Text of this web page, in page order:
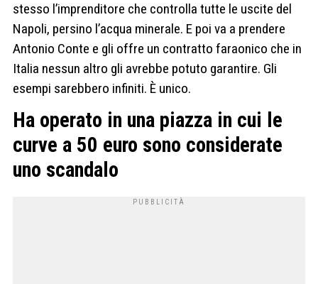
stesso l’imprenditore che controlla tutte le uscite del
Napoli, persino l’acqua minerale. E poi va a prendere
Antonio Conte e gli offre un contratto faraonico che in
Italia nessun altro gli avrebbe potuto garantire. Gli
esempi sarebbero infiniti. È unico.
Ha operato in una piazza in cui le
curve a 50 euro sono considerate
uno scandalo